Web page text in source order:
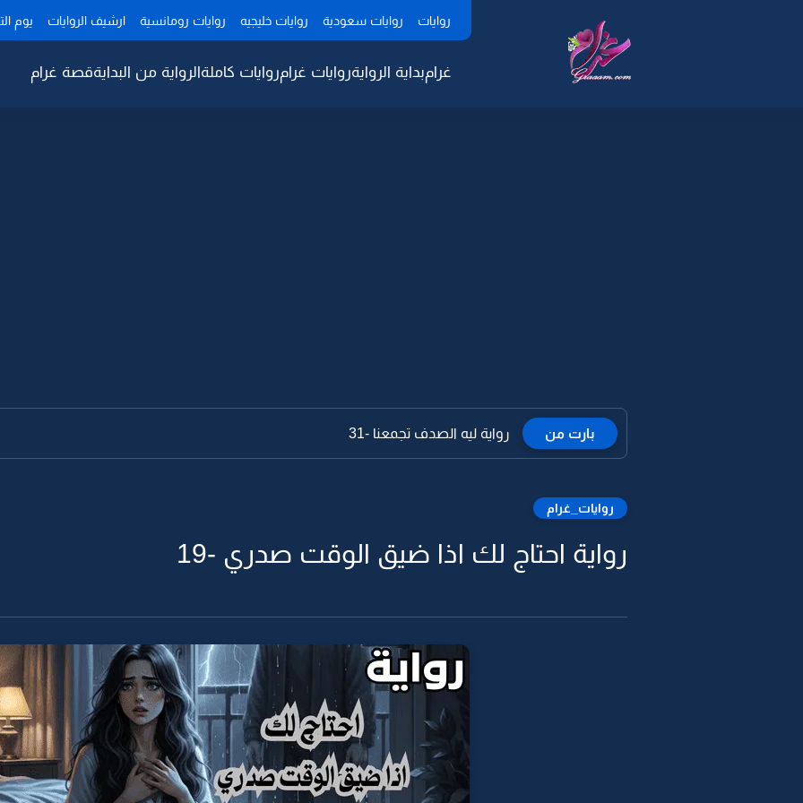
روايات روايات سعودية روايات خليجيه روايات رومانسية ارشيف الروايات يوم
غرامبداية الروايةروايات غرامروايات كاملةالرواية من البدايةقصة غرام
بارت من رواية ليه الصدف تجمعنا -31
روايات_غرام
رواية احتاج لك اذا ضيق الوقت صدري -19